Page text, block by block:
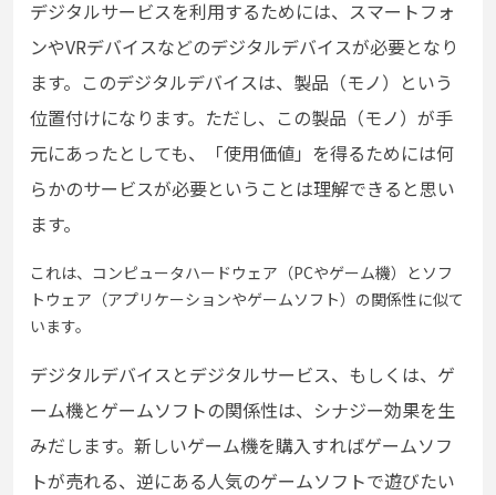
デジタルサービスを利用するためには、スマートフォ
ンやVRデバイスなどのデジタルデバイスが必要となり
ます。このデジタルデバイスは、製品（モノ）という
位置付けになります。ただし、この製品（モノ）が手
元にあったとしても、「使用価値」を得るためには何
らかのサービスが必要ということは理解できると思い
ます。
これは、コンピュータハードウェア（PCやゲーム機）とソフ
トウェア（アプリケーションやゲームソフト）の関係性に似て
います。
デジタルデバイスとデジタルサービス、もしくは、ゲ
ーム機とゲームソフトの関係性は、シナジー効果を生
みだします。新しいゲーム機を購入すればゲームソフ
トが売れる、逆にある人気のゲームソフトで遊びたい